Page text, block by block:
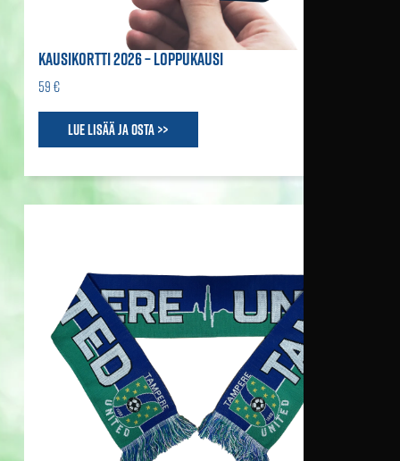
KAUSIKORTTI 2026 – LOPPUKAUSI
59 €
Lue lisää ja osta >>